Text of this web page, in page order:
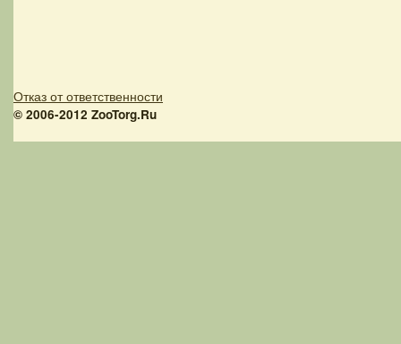
Отказ от ответственности
© 2006-2012 ZooTorg.Ru